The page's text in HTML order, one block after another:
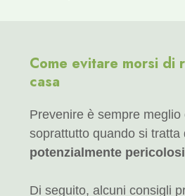
Come evitare morsi di
casa
Prevenire è sempre meglio
soprattutto quando si tratta
potenzialmente pericolosi
Di seguito, alcuni consigli